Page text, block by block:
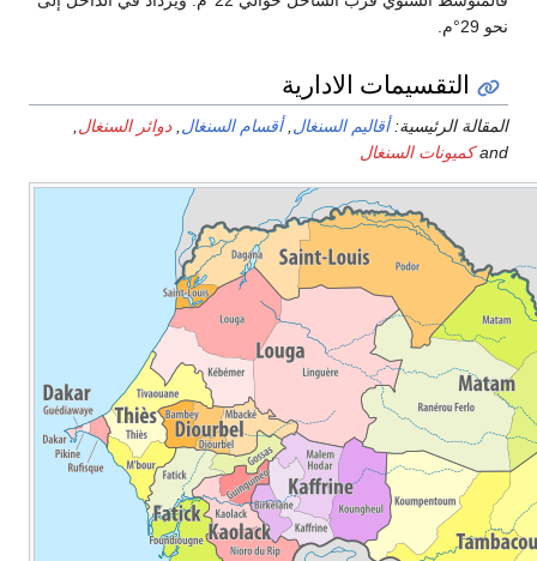
نحو 29°م.
التقسيمات الادارية
المقالة الرئيسية:أقاليم السنغال ,أقسام السنغال دوائر السنغال
and كميونات السنغال